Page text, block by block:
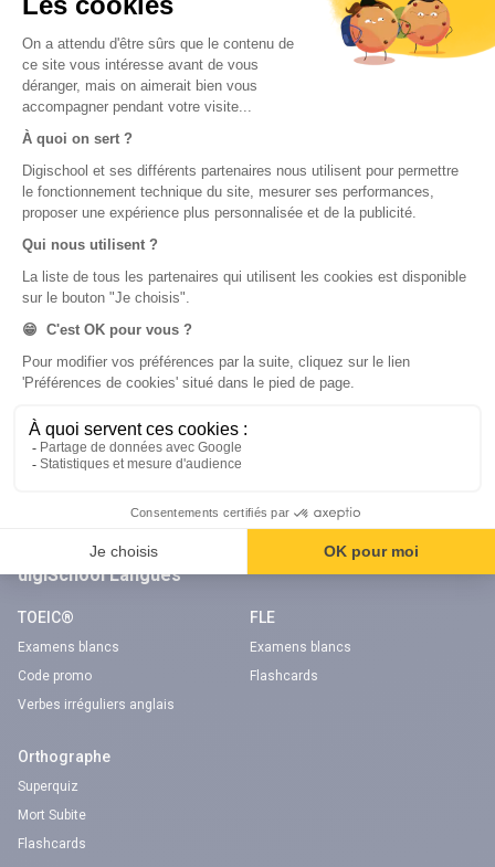
Métiers
Écoles
Notre chaîne Youtube
Chaîne Youtube Orientation
digiSchool Code
Code auto
Examens blancs
Réserver une session
Code gratuit
Code moto
Réserver une session
Code bateau
Examens blancs
Séries d’entraînement
Nos applications
digiSchool Langues
TOEIC®
Examens blancs
Code promo
Verbes irréguliers anglais
FLE
Examens blancs
Flashcards
Orthographe
Superquiz
Mort Subite
Flashcards